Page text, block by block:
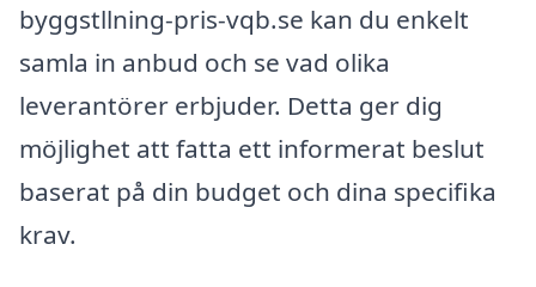
byggstllning-pris-vqb.se kan du enkelt
samla in anbud och se vad olika
leverantörer erbjuder. Detta ger dig
möjlighet att fatta ett informerat beslut
baserat på din budget och dina specifika
krav.